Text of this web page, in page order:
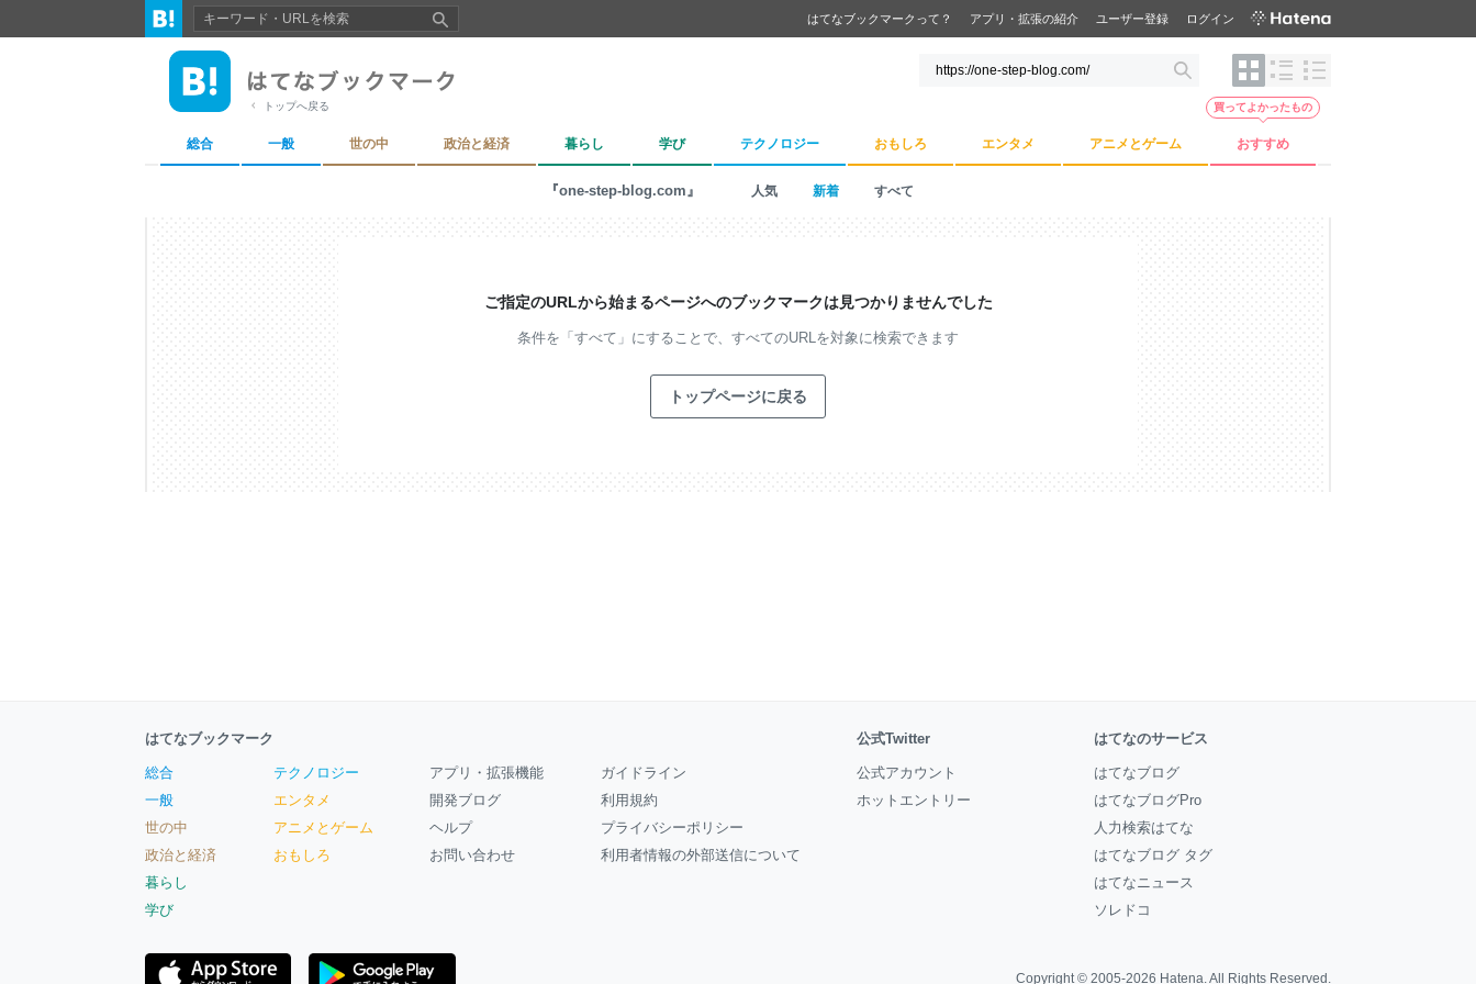
はてなブックマークって？ アプリ・拡張の紹介 ユーザー登録 ログイン
トップへ戻る
総合 一般 世の中 政治と経済 暮らし 学び テクノロジー おもしろ エンタメ アニメとゲーム おすすめ
買ってよかったもの
『one-step-blog.com』 人気 新着 すべて
ご指定のURLから始まるページへのブックマークは見つかりませんでした
条件を「すべて」にすることで、 すべてのURLを対象に検索できます
トップページに戻る
はてなブックマーク
総合
一般
世の中
政治と経済
暮らし
学び
テクノロジー
エンタメ
アニメとゲーム
おもしろ
アプリ・拡張機能
開発ブログ
ヘルプ
お問い合わせ
ガイドライン
利用規約
プライバシーポリシー
利用者情報の外部送信について
公式Twitter
公式アカウント
ホットエントリー
はてなのサービス
はてなブログ
はてなブログPro
人力検索はてな
はてなブログ タグ
はてなニュース
ソレドコ
Copyright © 2005-2026 Hatena. All Rights Reserved.